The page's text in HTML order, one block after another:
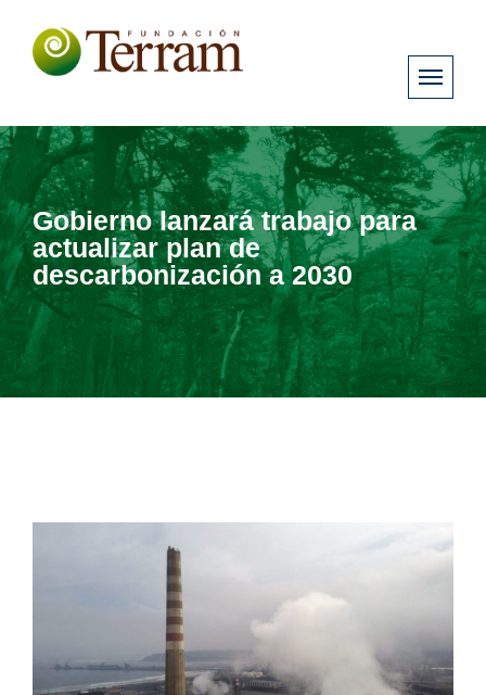
Gobierno lanzará trabajo para
actualizar plan de
descarbonización a 2030